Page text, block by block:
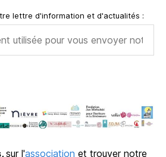
lettre d'information et d'actualités :
sur l'association et trouver notre